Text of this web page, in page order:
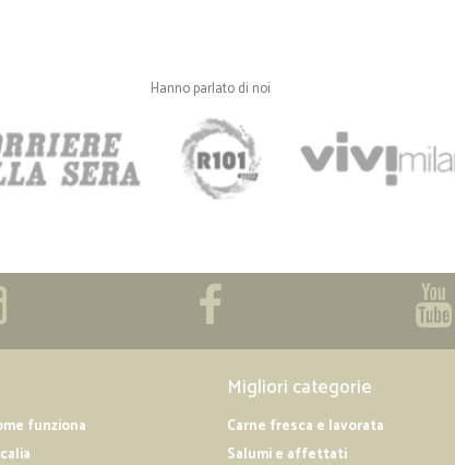
Hanno parlato di noi
funziona
Migliori categorie
Carne fresca e lavorata
Salumi e affettati